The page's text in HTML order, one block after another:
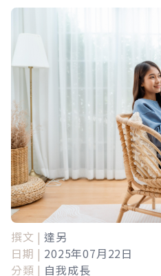
撰文 | 達另
日期 | 2025年07月22日
分類 | 自我成長